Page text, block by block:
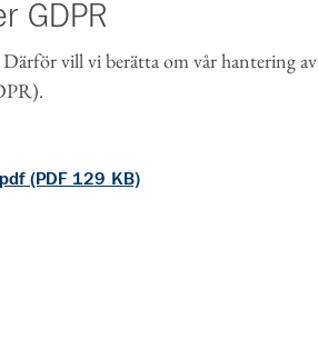
GDPR
vill vi berätta om vår hantering av
(PDF 129 KB)